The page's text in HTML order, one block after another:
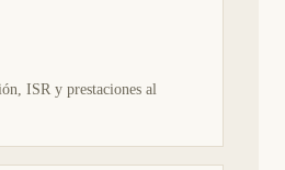
ISR y prestaciones al